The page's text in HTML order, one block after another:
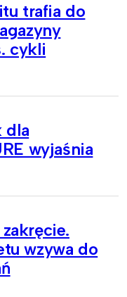
trafia do
cykli
dla
wyjaśnia
wzywa do